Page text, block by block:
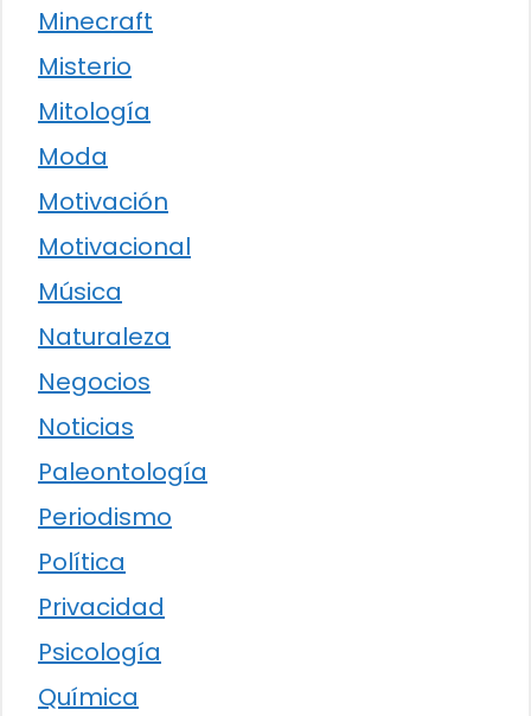
Minecraft
Misterio
Mitología
Moda
Motivación
Motivacional
Música
Naturaleza
Negocios
Noticias
Paleontología
Periodismo
Política
Privacidad
Psicología
Química